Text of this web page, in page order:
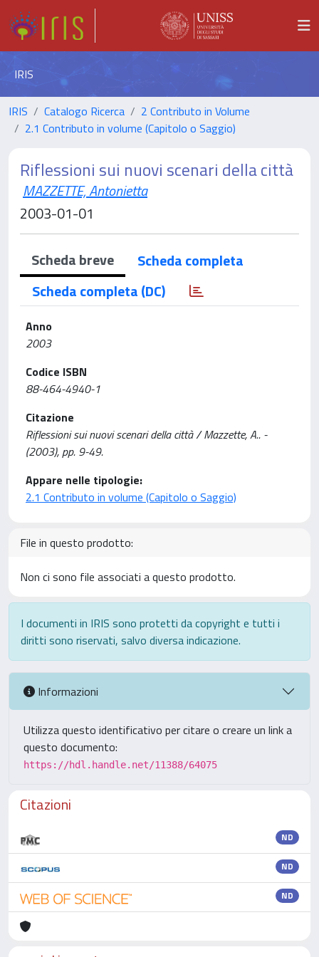
IRIS
IRIS Catalogo Ricerca
2 Contributo in Volume
2.1 Contributo in volume (Capitolo o Saggio)
Riflessioni sui nuovi scenari della città
MAZZETTE, Antonietta
2003-01-01
Scheda breve
Scheda completa
Scheda completa (DC)
Anno
2003
Codice ISBN
88-464-4940-1
Citazione
Riflessioni sui nuovi scenari della città / Mazzette, A.. -
(2003), pp. 9-49.
Appare nelle tipologie:
2.1 Contributo in volume (Capitolo o Saggio)
File in questo prodotto:
Non ci sono file associati a questo prodotto.
I documenti in IRIS sono protetti da copyright e tutti i
diritti sono riservati, salvo diversa indicazione.
Informazioni
Utilizza questo identificativo per citare o creare un link a
questo documento:
https://hdl.handle.net/11388/64075
Citazioni
ND
ND
ND